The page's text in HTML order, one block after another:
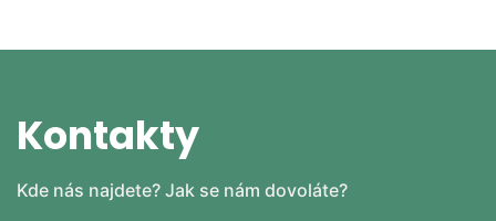
Kontakty
Kde nás najdete? Jak se nám dovoláte?